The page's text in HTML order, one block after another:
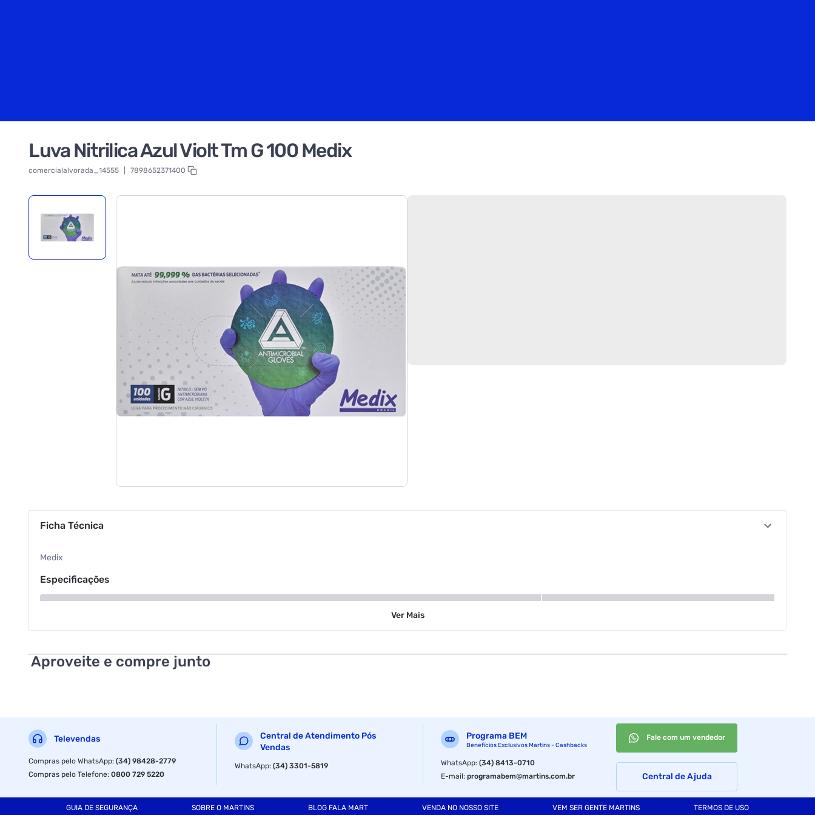
Luva Nitrilica Azul Violt Tm G 100 Medix
comercialalvorada_14555 7898652371400
Ficha Técnica
Medix
Especificações
Ver Mais
Aproveite e compre junto
Televendas
Compras pelo WhatsApp:(34) 98428-2779
Compras pelo Telefone:0800 729 5220
Central de Atendimento Pós
Vendas
WhatsApp:(34) 3301-5819
Programa BEM
Benefícios Exclusivos Martins - Cashbacks
WhatsApp:(34) 8413-0710
E-mail:programabem@martins.com.br
Fale com um vendedor
Central de Ajuda
GUIA DE SEGURANÇA SOBRE O MARTINS BLOG FALA MART VENDA NO NOSSO SITE VEM SER GENTE MARTINS TERMOS DE USO